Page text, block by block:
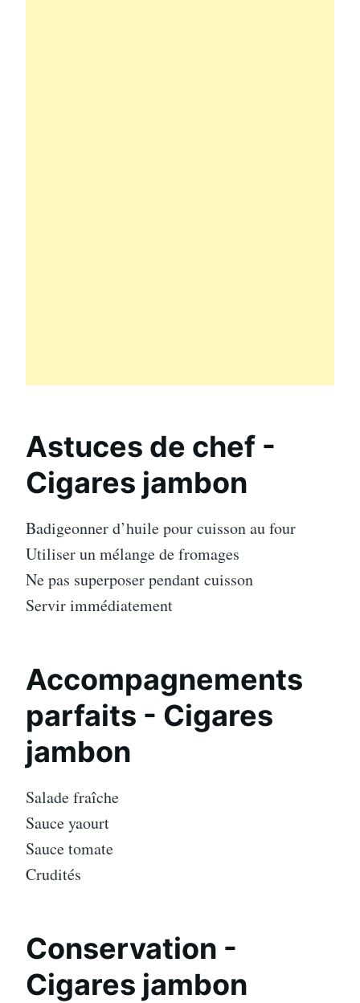
Astuces de chef -
Cigares jambon
Badigeonner d’huile pour cuisson au four
Utiliser un mélange de fromages
Ne pas superposer pendant cuisson
Servir immédiatement
Accompagnements
parfaits - Cigares
jambon
Salade fraîche
Sauce yaourt
Sauce tomate
Crudités
Conservation -
Cigares jambon